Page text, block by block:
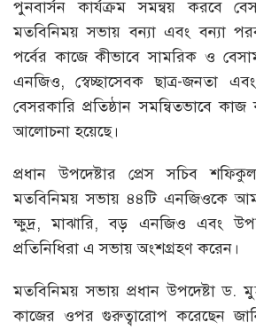
পুনবার্সন কার্যক্রম সমন্বয় করবে
মতবিনিময় সভায় বন্যা এবং বন্যা
পর্বের কাজে কীভাবে সামরিক ও
এনজিও, স্বেচ্ছাসেবক ছাত্র-জনতা
বেসরকারি প্রতিষ্ঠান সমন্বিতভাবে
আলোচনা হয়েছে।
প্রধান উপদেষ্টার প্রেস সচিব
মতবিনিময় সভায় ৪৪টি এনজিওকে
ক্ষুদ্র, মাঝারি, বড় এনজিও এবং
প্রতিনিধিরা এ সভায় অংশগ্রহণ করেন।
মতবিনিময় সভায় প্রধান উপদেষ্টা ড.
কাজের ওপর গুরুত্বারোপ করেছেন